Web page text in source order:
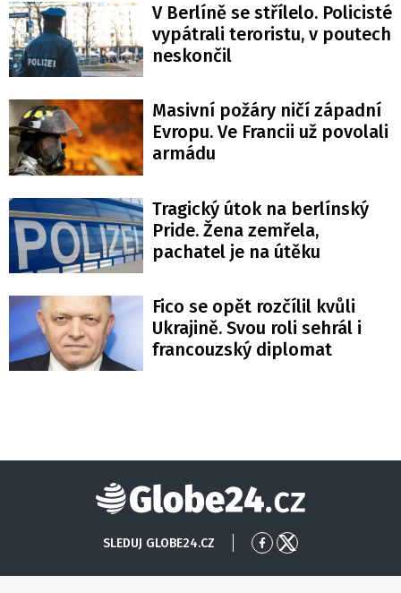
V Berlíně se střílelo. Policisté
vypátrali teroristu, v poutech
neskončil
Masivní požáry ničí západní
Evropu. Ve Francii už povolali
armádu
Tragický útok na berlínský
Pride. Žena zemřela,
pachatel je na útěku
Fico se opět rozčílil kvůli
Ukrajině. Svou roli sehrál i
francouzský diplomat
Globe24
SLEDUJ GLOBE24.CZ
Přejít
Facebook
Přejít
X